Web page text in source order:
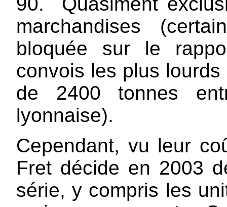
marchandises
bloquée sur le
convois les plus
de 2400 tonnes
lyonnaise).
Cependant, vu leur
Fret décide en 2003
série, y compris les